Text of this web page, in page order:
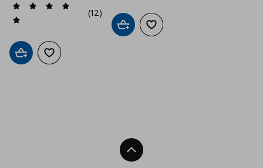
(12)
Προσθήκη στο καλάθι
Προσθήκη στα αγαπημένα
Προσθήκη στο καλάθι
Προσθήκη στα αγαπημένα
Back To Top